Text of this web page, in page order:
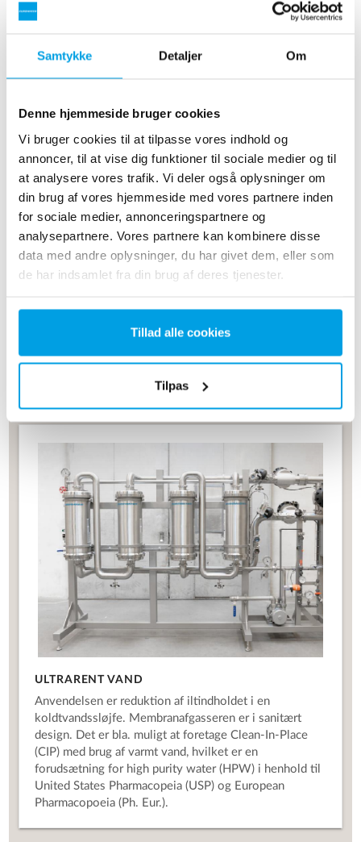
Samtykke Detaljer Om
Denne hjemmeside bruger cookies
Vi bruger cookies til at tilpasse vores indhold og
annoncer, til at vise dig funktioner til sociale medier og til
at analysere vores trafik. Vi deler også oplysninger om
din brug af vores hjemmeside med vores partnere inden
for sociale medier, annonceringspartnere og
analysepartnere. Vores partnere kan kombinere disse
data med andre oplysninger, du har givet dem, eller som
de har indsamlet fra din brug af deres tjenester.
Tillad alle cookies
Tilpas
KEDELSPÆDEVAND
Membranafgasser til nedbringelse af iltindholdet til
kedelspædevand iht. DS/EN 12952-12. En komplet
rammemonteret løsning af rustfrit stål AISI 316.
ULTRARENT VAND
Anvendelsen er reduktion af iltindholdet i en
koldtvandssløjfe. Membranafgasseren er i sanitært
design. Det er bla. muligt at foretage Clean-In-Place
(CIP) med brug af varmt vand, hvilket er en
forudsætning for high purity water (HPW) i henhold til
United States Pharmacopeia (USP) og European
Pharmacopoeia (Ph. Eur.).